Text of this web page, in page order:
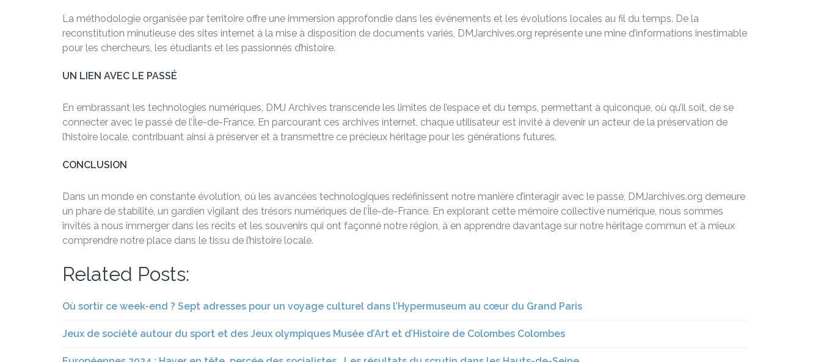
La méthodologie organisée par territoire offre une immersion approfondie dans les événements et les évolutions locales au fil du temps. De la
reconstitution minutieuse des sites internet à la mise à disposition de documents variés, DMJarchives.org représente une mine d’informations inestimable
pour les chercheurs, les étudiants et les passionnés d’histoire.
UN LIEN AVEC LE PASSÉ
En embrassant les technologies numériques, DMJ Archives transcende les limites de l’espace et du temps, permettant à quiconque, où qu’il soit, de se
connecter avec le passé de l’Île-de-France. En parcourant ces archives internet, chaque utilisateur est invité à devenir un acteur de la préservation de
l’histoire locale, contribuant ainsi à préserver et à transmettre ce précieux héritage pour les générations futures.
CONCLUSION
Dans un monde en constante évolution, où les avancées technologiques redéfinissent notre manière d’interagir avec le passé, DMJarchives.org demeure
un phare de stabilité, un gardien vigilant des trésors numériques de l’Île-de-France. En explorant cette mémoire collective numérique, nous sommes
invités à nous immerger dans les récits et les souvenirs qui ont façonné notre région, à en apprendre davantage sur notre héritage commun et à mieux
comprendre notre place dans le tissu de l’histoire locale.
Related Posts:
Où sortir ce week-end ? Sept adresses pour un voyage culturel dans l’Hypermuseum au cœur du Grand Paris
Jeux de société autour du sport et des Jeux olympiques Musée d’Art et d’Histoire de Colombes Colombes